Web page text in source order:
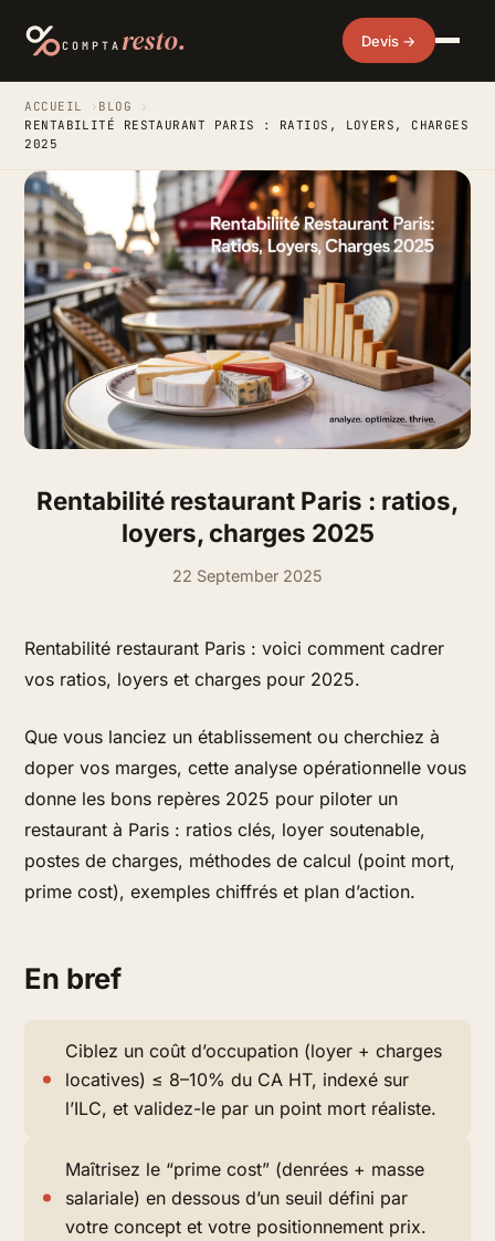
COMPTA resto. Devis →
ACCUEIL › BLOG
›
RENTABILITÉ RESTAURANT PARIS : RATIOS, LOYERS, CHARGES
2025
Rentabilité restaurant Paris : ratios,
loyers, charges 2025
22 September 2025
Rentabilité restaurant Paris : voici comment cadrer
vos ratios, loyers et charges pour 2025.
Que vous lanciez un établissement ou cherchiez à
doper vos marges, cette analyse opérationnelle vous
donne les bons repères 2025 pour piloter un
restaurant à Paris : ratios clés, loyer soutenable,
postes de charges, méthodes de calcul (point mort,
prime cost), exemples chiffrés et plan d’action.
En bref
Ciblez un coût d’occupation (loyer + charges
locatives) ≤ 8–10% du CA HT, indexé sur
l’ILC, et validez-le par un point mort réaliste.
Maîtrisez le “prime cost” (denrées + masse
salariale) en dessous d’un seuil défini par
votre concept et votre positionnement prix.